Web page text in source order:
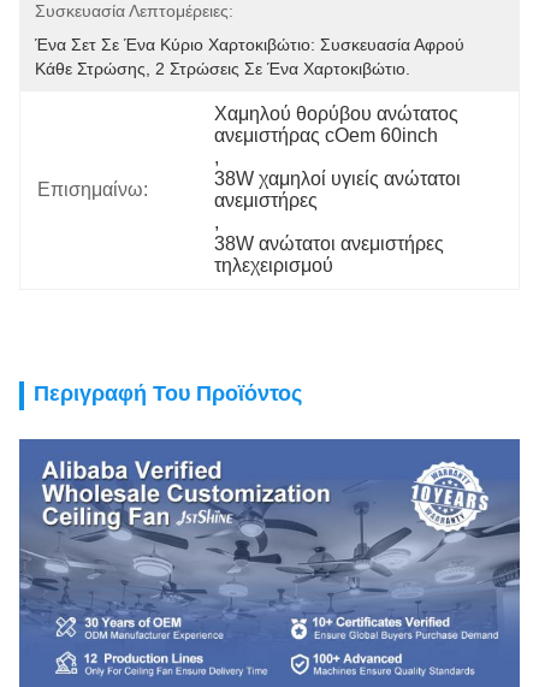
Συσκευασία Λεπτομέρειες:
Ένα Σετ Σε Ένα Κύριο Χαρτοκιβώτιο: Συσκευασία Αφρού
Κάθε Στρώσης, 2 Στρώσεις Σε Ένα Χαρτοκιβώτιο.
Επισημαίνω:
Χαμηλού θορύβου ανώτατος
ανεμιστήρας cOem 60inch
,
38W χαμηλοί υγιείς ανώτατοι
ανεμιστήρες
,
38W ανώτατοι ανεμιστήρες
τηλεχειρισμού
Περιγραφή Του Προϊόντος